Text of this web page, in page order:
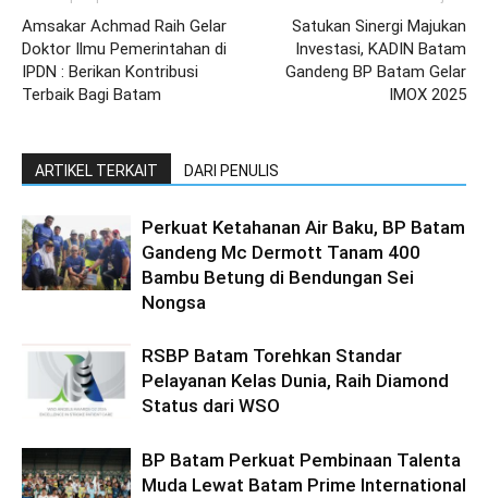
Amsakar Achmad Raih Gelar
Doktor Ilmu Pemerintahan di
IPDN : Berikan Kontribusi
Terbaik Bagi Batam
Satukan Sinergi Majukan
Investasi, KADIN Batam
Gandeng BP Batam Gelar
IMOX 2025
ARTIKEL TERKAIT DARI PENULIS
Perkuat Ketahanan Air Baku, BP Batam
Gandeng Mc Dermott Tanam 400
Bambu Betung di Bendungan Sei
Nongsa
RSBP Batam Torehkan Standar
Pelayanan Kelas Dunia, Raih Diamond
Status dari WSO
BP Batam Perkuat Pembinaan Talenta
Muda Lewat Batam Prime International